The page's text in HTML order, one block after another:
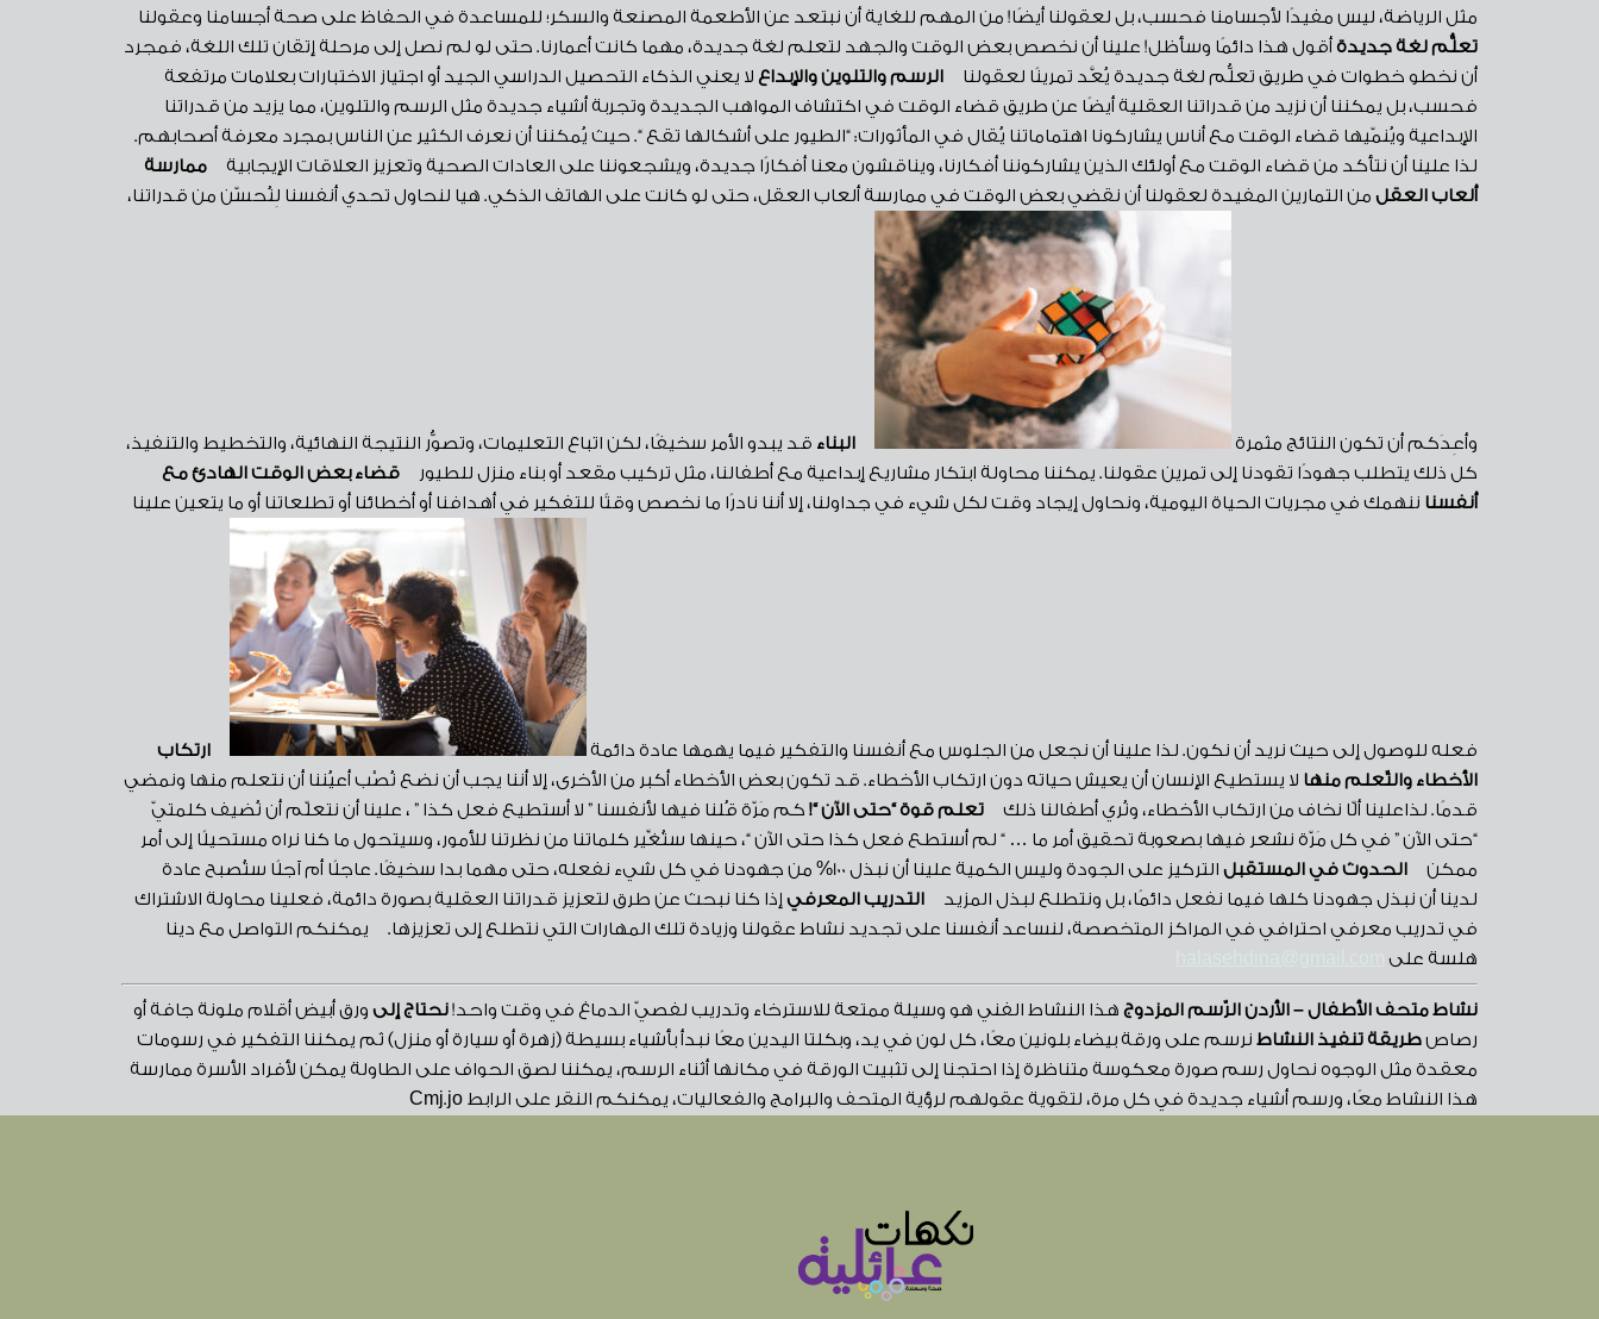
مثل الرياضة، ليس مفيدًا لأجسامنا فحسب، بل لعقولنا أيضًا! من المهم للغاية أن نبتعد عن الأطعمة المصنعة والسكر؛ للمساعدة في الحفاظ على صحة أجسامنا وعقولنا
تعلُّم لغة جديدة أقول هذا دائمًا وسأظل! علينا أن نخصص بعض الوقت والجهد لتعلم لغة جديدة، مهما كانت أعمارنا. حتى لو لم نصل إلى مرحلة إتقان تلك اللغة، فمجرد
أن نخطو خطوات في طريق تعلُّم لغة جديدة يُعَّد تمرينًا لعقولنا الرسم والتلوين والإبداع لا يعني الذكاء التحصيل الدراسي الجيد أو اجتياز الاختبارات بعلامات مرتفعة
فحسب، بل يمكننا أن نزيد من قدراتنا العقلية أيضًا عن طريق قضاء الوقت في اكتشاف المواهب الجديدة وتجربة أشياء جديدة مثل الرسم والتلوين، مما يزيد من قدراتنا
الإبداعية ويُنمّيها قضاء الوقت مع أناس يشاركونا اهتماماتنا يُقال في المأثورات: “الطيور على أشكالها تقع “. حيث يُمكننا أن نعرف الكثير عن الناس بمجرد معرفة أصحابهم.
لذا علينا أن نتأكد من قضاء الوقت مع أولئك الذين يشاركوننا أفكارنا، ويناقشون معنا أفكارًا جديدة، ويشجعوننا على العادات الصحية وتعزيز العلاقات الإيجابية ممارسة
ألعاب العقل من التمارين المفيدة لعقولنا أن نقضي بعض الوقت في ممارسة ألعاب العقل، حتى لو كانت على الهاتف الذكي. هيا لنحاول تحدي أنفسنا لِنُحسّن من قدراتنا،
وأعِدَكم أن تكون النتائج مثمرة البناء قد يبدو الأمر سخيفًا، لكن اتباع التعليمات، وتصوُّر النتيجة النهائية، والتخطيط والتنفيذ،
كل ذلك يتطلب جهودًا تقودنا إلى تمرين عقولنا. يمكننا محاولة ابتكار مشاريع إبداعية مع أطفالنا، مثل تركيب مقعد أو بناء منزل للطيور قضاء بعض الوقت الهادئ مع
أنفسنا ننهمك في مجريات الحياة اليومية، ونحاول إيجاد وقت لكل شيء في جداولنا، إلا أننا نادرًا ما نخصص وقتًا للتفكير في أهدافنا أو أخطائنا أو تطلعاتنا أو ما يتعين علينا
فعله للوصول إلى حيث نريد أن نكون. لذا علينا أن نجعل من الجلوس مع أنفسنا والتفكير فيما يهمها عادة دائمة
ارتكاب
الأخطاء والتّعلم منها لا يستطيع الإنسان أن يعيش حياته دون ارتكاب الأخطاء. قد تكون بعض الأخطاء أكبر من الأخرى، إلا أننا يجب أن نضع نُصْب أعيُننا أن نتعلم منها ونمضي
قدمًا. لذاعلينا ألّا نخاف من ارتكاب الأخطاء، ونُري أطفالنا ذلك تعلم قوة “حتى الآن “! كم مَرّة قُلنا فيها لأنفسنا ” لا أستطيع فعل كذا ” ، علينا أن نتعلّم أن نُضيف كلمتيّ
“حتى الآن ” في كل مَرّة نشعر فيها بصعوبة تحقيق أمر ما … “ لم أستطع فعل كذا حتى الآن “، حينها ستُغِّير كلماتنا من نظرتنا للأمور، وسيتحول ما كنا نراه مستحيلًا إلى أمر
ممكن الحدوث في المستقبل
التركيز على الجودة وليس الكمية علينا أن نبذل 100% من جهودنا في كل شيء نفعله، حتى مهما بدا سخيفًا. عاجلًا أم آجلًا ستُصبح عادة
لدينا أن نبذل جهودنا كلها فيما نفعل دائمًا، بل ونتطلع لبذل المزيد التدريب المعرفيإذا كنا نبحث عن طرق لتعزيز قدراتنا العقلية بصورة دائمة، فعلينا محاولة الاشتراك
في تدريب معرفي احترافي في المراكز المتخصصة، لنساعد أنفسنا على تجديد نشاط عقولنا وزيادة تلك المهارات التي نتطلع إلى تعزيزها. يمكنكم التواصل مع دينا
هلسة على
نشاط متحف الأطفال – الأردنالرّسم المزدوج هذا النشاط الفني هو وسيلة ممتعة للاسترخاء وتدريب لفصيّ الدماغ في وقت واحد!نحتاج إلى ورق أبيض أقلام ملونة جافة أو
رصاصطريقة تنفيذ النشاط نرسم على ورقة بيضاء بلونين معًا، كل لون في يد، وبكلتا اليدين معًا نبدأ بأشياء بسيطة (زهرة أو سيارة أو منزل) ثم يمكننا التفكير في رسومات
معقدة مثل الوجوه نحاول رسم صورة معكوسة متناظرة إذا احتجنا إلى تثبيت الورقة في مكانها أثناء الرسم، يمكننا لصق الحواف على الطاولة يمكن لأفراد الأسرة ممارسة
هذا النشاط معًا، ورسم أشياء جديدة في كل مرة، لتقوية عقولهم لرؤية المتحف والبرامج والفعاليات، يمكنكم النقر على الرابط Cmj.jo